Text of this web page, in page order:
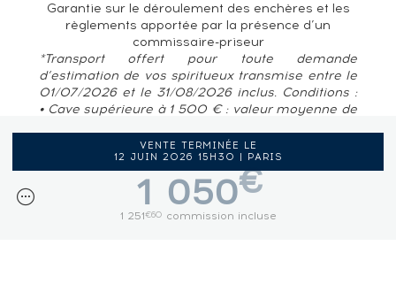
VENTE TERMINÉE LE
12 JUIN 2026 15H30 | PARIS
1 050€
1 251€60 commission incluse
Garantie sur le déroulement des enchères et les
règlements apportée par la présence d’un
commissaire-priseur
*Transport offert pour toute demande
d’estimation de vos spiritueux transmise entre le
01/07/2026 et le 31/08/2026 inclus. Conditions :
• Cave supérieure à 1 500 € : valeur moyenne de
France métropolitaine, Belgique, Luxembourg